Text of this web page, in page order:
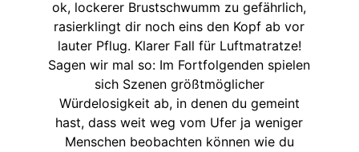
ok, lockerer Brustschwumm zu gefährlich,
rasierklingt dir noch eins den Kopf ab vor
lauter Pflug. Klarer Fall für Luftmatratze!
Sagen wir mal so: Im Fortfolgenden spielen
sich Szenen größtmöglicher
Würdelosigkeit ab, in denen du gemeint
hast, dass weit weg vom Ufer ja weniger
Menschen beobachten können wie du